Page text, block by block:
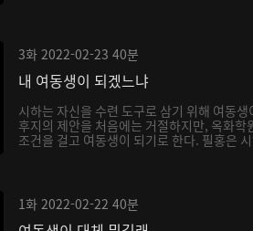
3화 2022-02-23 40분
내 여동생이 되겠느냐
시하는 자신을 수련 도구로 삼기 위해 여동생
후지의 제안을 처음에는 거절하지만, 옥화학
조건을 걸고 여동생이 되기로 한다. 필홍은
1화 2022-02-22 40분